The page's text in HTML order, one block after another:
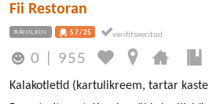
Fii Restoran
RÄNILINN 57/25
0 955
Kalakotletid (kartulikreem, tartar